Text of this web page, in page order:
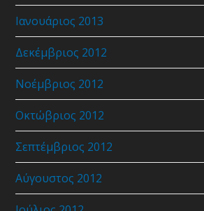
Ιανουάριος 2013
Δεκέμβριος 2012
Νοέμβριος 2012
Οκτώβριος 2012
Σεπτέμβριος 2012
Αύγουστος 2012